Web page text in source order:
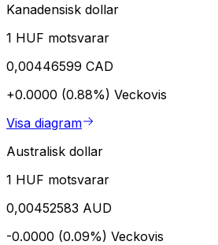
Kanadensisk dollar
1 HUF motsvarar
0,00446599 CAD
+0.0000 (0.88%) Veckovis
Visa diagram
Australisk dollar
1 HUF motsvarar
0,00452583 AUD
-0.0000 (0.09%) Veckovis